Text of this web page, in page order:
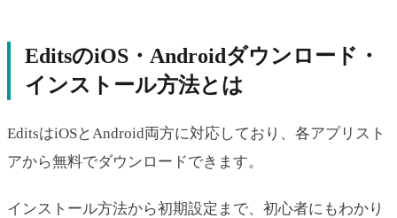
EditsのiOS・Androidダウンロード・
インストール方法とは
EditsはiOSとAndroid両方に対応しており、各アプリスト
アから無料でダウンロードできます。
インストール方法から初期設定まで、初心者にもわかり